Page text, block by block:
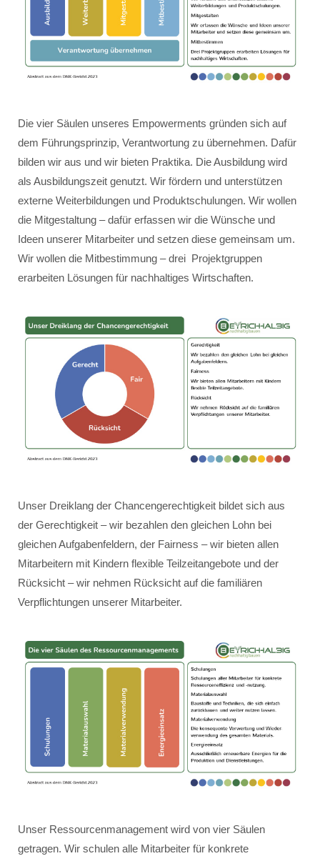
Die vier Säulen unseres Empowerments gründen sich auf
dem Führungsprinzip, Verantwortung zu übernehmen. Dafür
bilden wir aus und wir bieten Praktika. Die Ausbildung wird
als Ausbildungszeit genutzt. Wir fördern und unterstützen
externe Weiterbildungen und Produktschulungen. Wir wollen
die Mitgestaltung – dafür erfassen wir die Wünsche und
Ideen unserer Mitarbeiter und setzen diese gemeinsam um.
Wir wollen die Mitbestimmung – drei Projektgruppen
erarbeiten Lösungen für nachhaltiges Wirtschaften.
Unser Dreiklang der Chancengerechtigkeit bildet sich aus
der Gerechtigkeit – wir bezahlen den gleichen Lohn bei
gleichen Aufgabenfeldern, der Fairness – wir bieten allen
Mitarbeitern mit Kindern flexible Teilzeitangebote und der
Rücksicht – wir nehmen Rücksicht auf die familiären
Verpflichtungen unserer Mitarbeiter.
Unser Ressourcenmanagement wird von vier Säulen
getragen. Wir schulen alle Mitarbeiter für konkrete